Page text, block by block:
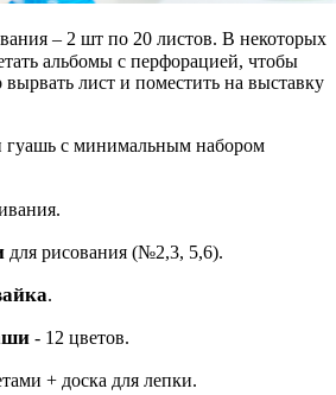
– 2 шт по 20 листов. В некоторых
альбомы с перфорацией, чтобы
лист и поместить на выставку
гуашь с минимальным набором
для рисования (№2,3, 5,6).
.
- 12 цветов.
+ доска для лепки.